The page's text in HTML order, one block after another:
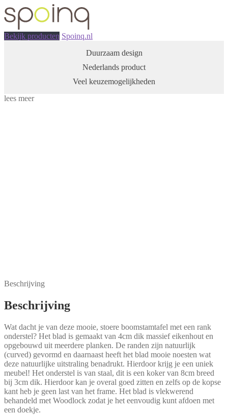
Bekijk producten Spoinq.nl
Duurzaam design
Nederlands product
Veel keuzemogelijkheden
lees meer
Beschrijving
Beschrijving
Wat dacht je van deze mooie, stoere boomstamtafel met een rank
onderstel? Het blad is gemaakt van 4cm dik massief eikenhout en
opgebouwd uit meerdere planken. De randen zijn natuurlijk
(curved) gevormd en daarnaast heeft het blad mooie noesten wat
deze natuurlijke uitstraling benadrukt. Hierdoor krijg je een uniek
meubel! Het onderstel is van staal, dit is een koker van 8cm breed
bij 3cm dik. Hierdoor kan je overal goed zitten en zelfs op de kopse
kant heb je geen last van het frame. Het blad is vlekwerend
behandeld met Woodlock zodat je het eenvoudig kunt afdoen met
een doekje.